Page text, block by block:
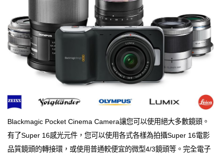
Blackmagic Pocket Cinema Camera讓您可以使用絕大多數鏡頭。
有了Super 16感光元件，您可以使用各式各樣為拍攝Super 16電影
品質鏡頭的轉接環，或使用普通較便宜的微型4/3鏡頭等。完全電子